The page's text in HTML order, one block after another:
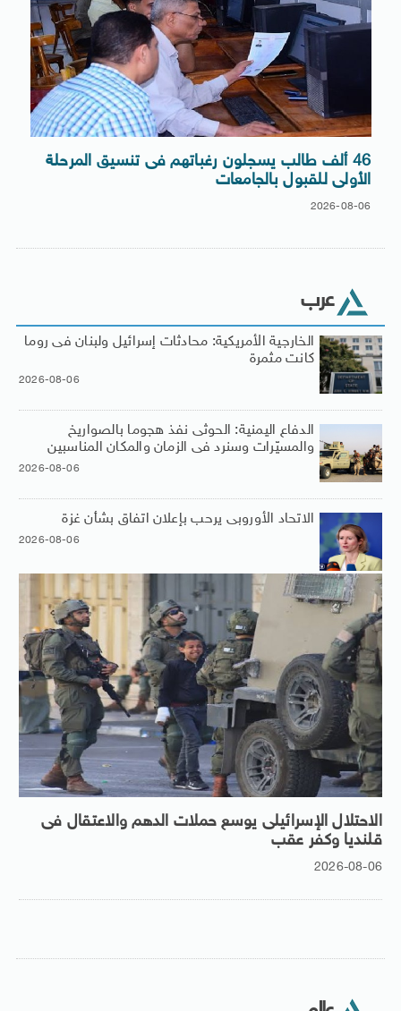
46 ألف طالب يسجلون رغباتهم فى تنسيق المرحلة
الأولى للقبول بالجامعات
2026-08-06
عرب
الخارجية الأمريكية: محادثات إسرائيل ولبنان فى روما
كانت مثمرة
2026-08-06
الدفاع اليمنية: الحوثى نفذ هجوما بالصواريخ
والمسيّرات وسنرد فى الزمان والمكان المناسبين
2026-08-06
الاتحاد الأوروبى يرحب بإعلان اتفاق بشأن غزة
2026-08-06
الاحتلال الإسرائيلى يوسع حملات الدهم والاعتقال فى
قلنديا وكفر عقب
2026-08-06